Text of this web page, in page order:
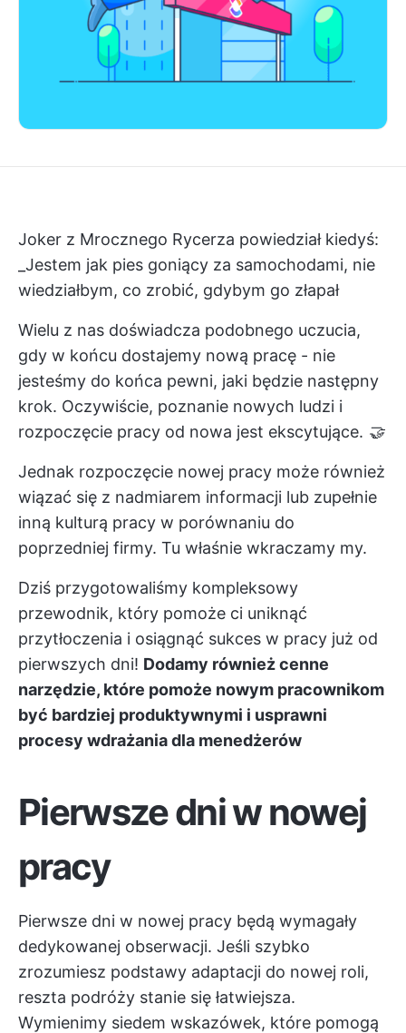
Joker z Mrocznego Rycerza powiedział kiedyś:
_Jestem jak pies goniący za samochodami, nie
wiedziałbym, co zrobić, gdybym go złapał
Wielu z nas doświadcza podobnego uczucia,
gdy w końcu dostajemy nową pracę - nie
jesteśmy do końca pewni, jaki będzie następny
krok. Oczywiście, poznanie nowych ludzi i
rozpoczęcie pracy od nowa jest ekscytujące. 🤝
Jednak rozpoczęcie nowej pracy może również
wiązać się z nadmiarem informacji lub zupełnie
inną kulturą pracy w porównaniu do
poprzedniej firmy. Tu właśnie wkraczamy my.
Dziś przygotowaliśmy kompleksowy
przewodnik, który pomoże ci uniknąć
przytłoczenia i osiągnąć sukces w pracy już od
pierwszych dni! Dodamy również cenne
narzędzie, które pomoże nowym pracownikom
być bardziej produktywnymi i usprawni
procesy wdrażania dla menedżerów
Pierwsze dni w nowej
pracy
Pierwsze dni w nowej pracy będą wymagały
dedykowanej obserwacji. Jeśli szybko
zrozumiesz podstawy adaptacji do nowej roli,
reszta podróży stanie się łatwiejsza.
Wymienimy siedem wskazówek, które pomogą